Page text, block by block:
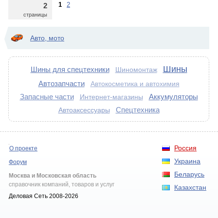
2
страницы
1 2
Авто, мото
Шины для спецтехники Шиномонтаж Шины
Автозапчасти Автокосметика и автохимия
Запасные части Интернет-магазины Аккумуляторы
Автоаксессуары Спецтехника
Россия
Украина
Беларусь
Казахстан
О проекте
Форум
Москва и Московская область
справочник компаний, товаров и услуг
Деловая Сеть 2008-2026